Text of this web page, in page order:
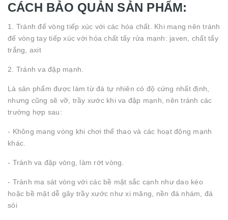
CÁCH BẢO QUẢN SẢN PHẨM:
1. Tránh để vòng tiếp xúc với các hóa chất. Khi mang nên tránh
để vòng tay tiếp xúc với hóa chất tẩy rửa mạnh: javen, chất tẩy
trắng, axit
2. Tránh va đập mạnh.
Là sản phẩm được làm từ đá tự nhiên có độ cứng nhất định,
nhưng cũng sẽ vỡ, trầy xước khi va đập mạnh, nên tránh các
trường hợp sau:
- Không mang vòng khi chơi thể thao và các hoạt động mạnh
khác.
- Tránh va đập vòng, làm rớt vòng.
- Tránh ma sát vòng với các bề mặt sắc cạnh như dao kéo
hoặc bề mặt dễ gây trầy xước như xi măng, nền đá nhám, đá
sỏi